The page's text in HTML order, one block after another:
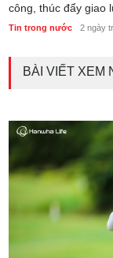
công, thúc đẩy giao
Tin trong nước 2 ngày
BÀI VIẾT XEM